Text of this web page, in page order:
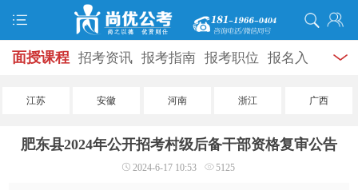
面授课程 招考资讯 报考指南 报考职位 报名入
打准考证 成绩查询 面试公告 录用公示 辅导
学员风采 名师团队
江苏 安徽 河南 浙江 广西
肥东县2024年公开招考村级后备干部资格复审公告
2024-6-17 10:53 5125